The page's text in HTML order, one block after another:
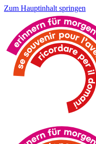
Zum Hauptinhalt springen